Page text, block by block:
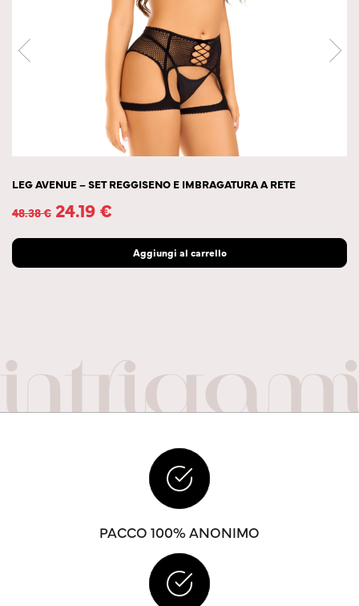
LEG AVENUE – SET REGGISENO E IMBRAGATURA A RETE
48.38€ 24.19€
Aggiungi al carrello
PACCO 100% ANONIMO